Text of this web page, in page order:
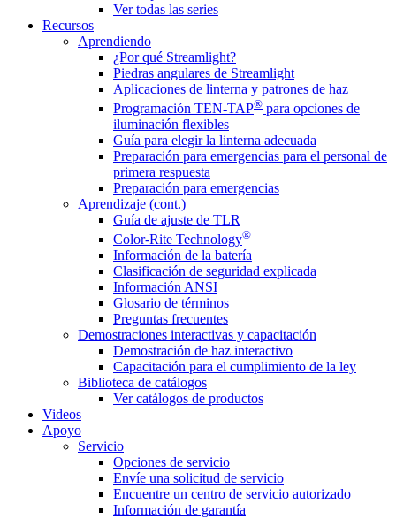
Ver todas las series
Recursos
Aprendiendo
¿Por qué Streamlight?
Piedras angulares de Streamlight
Aplicaciones de linterna y patrones de haz
Programación TEN-TAP® para opciones de
iluminación flexibles
Guía para elegir la linterna adecuada
Preparación para emergencias para el personal de
primera respuesta
Preparación para emergencias
Aprendizaje (cont.)
Guía de ajuste de TLR
Color-Rite Technology®
Información de la batería
Clasificación de seguridad explicada
Información ANSI
Glosario de términos
Preguntas frecuentes
Demostraciones interactivas y capacitación
Demostración de haz interactivo
Capacitación para el cumplimiento de la ley
Biblioteca de catálogos
Ver catálogos de productos
Videos
Apoyo
Servicio
Opciones de servicio
Envíe una solicitud de servicio
Encuentre un centro de servicio autorizado
Información de garantía